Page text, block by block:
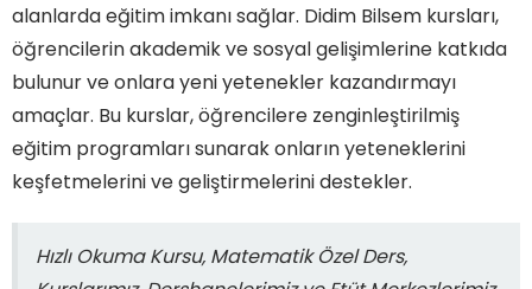
alanlarda eğitim imkanı sağlar. Didim Bilsem kursları,
öğrencilerin akademik ve sosyal gelişimlerine katkıda
bulunur ve onlara yeni yetenekler kazandırmayı
amaçlar. Bu kurslar, öğrencilere zenginleştirilmiş
eğitim programları sunarak onların yeteneklerini
keşfetmelerini ve geliştirmelerini destekler.
Hızlı Okuma Kursu, Matematik Özel Ders,